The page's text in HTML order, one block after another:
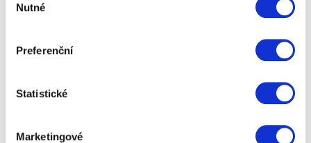
souhlasu
Nutné
Preferenční
Statistické
Marketingové